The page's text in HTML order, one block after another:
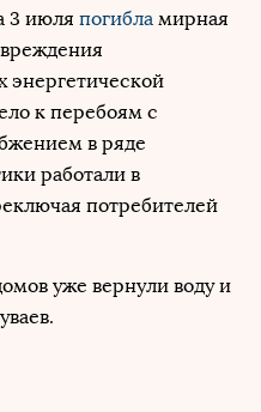
3 июля погибла мирная
энергетической
к перебоям с
в ряде
работали в
потребителей
уже вернули воду и